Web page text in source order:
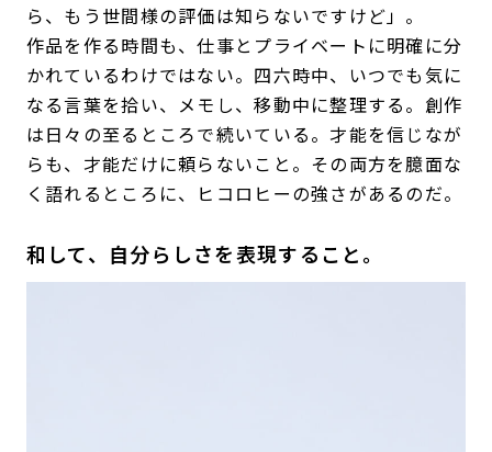
ら、もう世間様の評価は知らないですけど」。
作品を作る時間も、仕事とプライベートに明確に分
かれているわけではない。四六時中、いつでも気に
なる言葉を拾い、メモし、移動中に整理する。創作
は日々の至るところで続いている。才能を信じなが
らも、才能だけに頼らないこと。その両方を臆面な
く語れるところに、ヒコロヒーの強さがあるのだ。
和して、自分らしさを表現すること。